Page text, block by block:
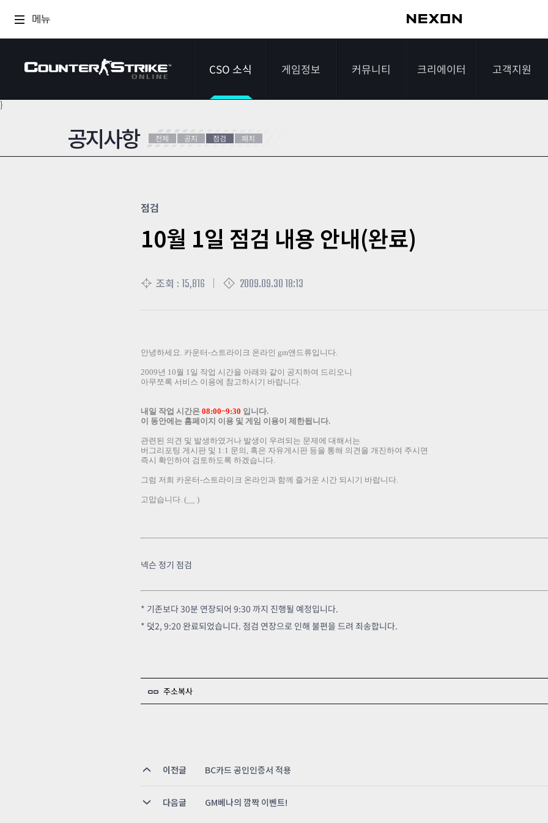
메뉴
CSO 소식
이벤트
게임정보
게임소개
NEXON NOW
카스온라인TV
커뮤니티
전략게시판
설문조사
스튜디오 홍보
크리에이터
크리에이터 공지
고객지원
FAQ
}
공지사항 전체 공지 점검 패치
점검
10월 1일 점검 내용 안내(완료)
조회 : 15,816 2009.09.30 18:13
안녕하세요. 카운터-스트라이크 온라인 gm앤드류입니다.
2009년 10월 1일 작업 시간을 아래와 같이 공지하여 드리오니
아무쪼록 서비스 이용에 참고하시기 바랍니다.
내일 작업 시간은 08:00~9:30 입니다.
이 동안에는 홈페이지 이용 및 게임 이용이 제한됩니다.
관련된 의견 및 발생하였거나 발생이 우려되는 문제에 대해서는
버그리포팅 게시판 및 1:1 문의 , 혹은 자유게시판 등을 통해 의견을 개진하여 주시면
즉시 확인하여 검토하도록 하겠습니다.
그럼 저희 카운터-스트라이크 온라인과 함께 즐거운 시간 되시기 바랍니다.
고맙습니다. (__ )
넥슨 정기 점검
* 기존보다 30분 연장되어 9:30 까지 진행될 예정입니다.
* 덧2, 9:20 완료되었습니다. 점검 연장으로 인해 불편을 드려 죄송합니다.
주소복사
이전글 BC카드 공인인증서 적용
다음글 GM베나의 깜짝 이벤트!